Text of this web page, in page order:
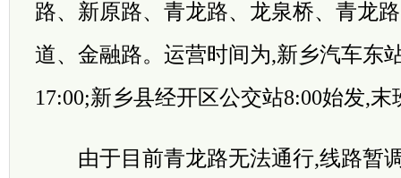
路、新原路、青龙路、龙泉桥、青龙
道、金融路。运营时间为,新乡汽车东
17:00;新乡县经开区公交站8:00始发,末
由于目前青龙路无法通行,线路暂